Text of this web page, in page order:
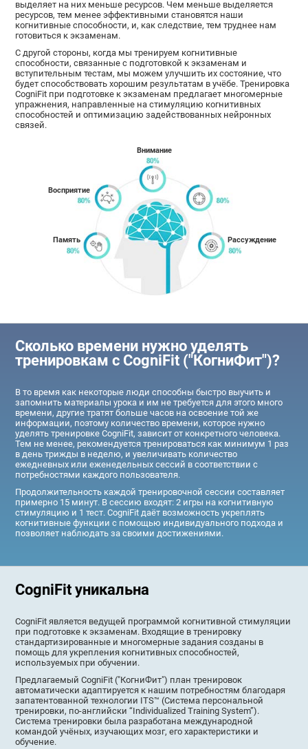
выделяет на них меньше ресурсов. Чем меньше выделяется
ресурсов, тем менее эффективными становятся наши
когнитивные способности, и, как следствие, тем труднее нам
готовиться к экзаменам.
С другой стороны, когда мы тренируем когнитивные
способности, связанные с подготовкой к экзаменам и
вступительным тестам, мы можем улучшить их состояние, что
будет способствовать хорошим результатам в учёбе. Тренировка
CogniFit при подготовке к экзаменам предлагает многомерные
упражнения, направленные на стимуляцию когнитивных
способностей и оптимизацию задействованных нейронных
связей.
Память
Восприятие
Внимание
Рассуждение
Сколько времени нужно уделять
тренировкам с CogniFit ("КогниФит")?
В то время как некоторые люди способны быстро выучить и
запомнить материалы урока и им не требуется для этого много
времени, другие тратят больше часов на освоение той же
информации, поэтому количество времени, которое нужно
уделять тренировке CogniFit, зависит от конкретного человека.
Тем не менее, рекомендуется тренироваться как минимум 1 раз
в день трижды в неделю, и увеличивать количество
ежедневных или еженедельных сессий в соответствии с
потребностями каждого пользователя.
Продолжительность каждой тренировочной сессии составляет
примерно 15 минут. В сессию входят: 2 игры на когнитивную
стимуляцию и 1 тест. CogniFit даёт возможность укреплять
когнитивные функции с помощью индивидуального подхода и
позволяет наблюдать за своими достижениями.
CogniFit уникальна
CogniFit является ведущей программой когнитивной стимуляции
при подготовке к экзаменам. Входящие в тренировку
стандартизированные и многомерные задания созданы в
помощь для укрепления когнитивных способностей,
используемых при обучении.
Предлагаемый CogniFit ("КогниФит") план тренировок
автоматически адаптируется к нашим потребностям благодаря
запатентованной технологии ITS™ (Система персональной
тренировки, по-английски “Individualized Training System”).
Система тренировки была разработана международной
командой учёных, изучающих мозг, его характеристики и
обучение.